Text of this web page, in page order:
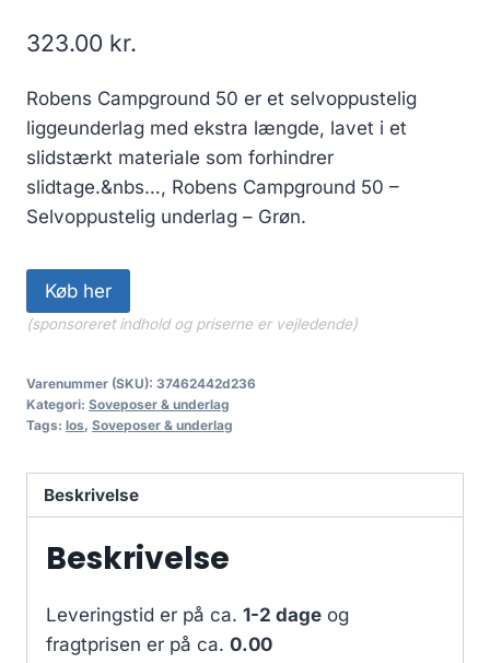
323.00 kr.
Robens Campground 50 er et selvoppustelig
liggeunderlag med ekstra længde, lavet i et
slidstærkt materiale som forhindrer
slidtage.&nbs…, Robens Campground 50 –
Selvoppustelig underlag – Grøn.
Køb her
(sponsoreret indhold og priserne er vejledende)
Varenummer (SKU): 37462442d236
Kategori: Soveposer & underlag
Tags: los, Soveposer & underlag
Beskrivelse
Beskrivelse
Leveringstid er på ca. 1-2 dage og
fragtprisen er på ca. 0.00